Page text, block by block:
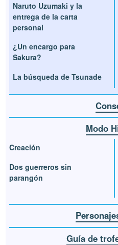
Naruto Uzumaki y la
entrega de la carta
personal
¿Un encargo para
Sakura?
La búsqueda de Tsunade
Modo
Creación
Dos guerreros sin
parangón
Guía de